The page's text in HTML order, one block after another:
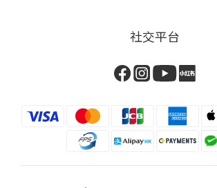
社交平台